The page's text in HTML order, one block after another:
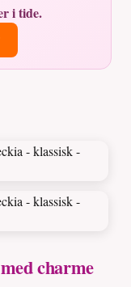
i tide.
charme